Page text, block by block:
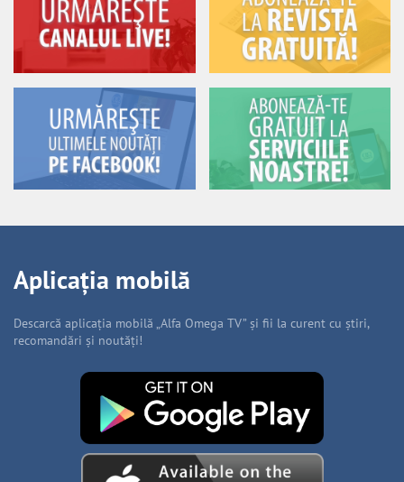
Aplicația mobilă
Descarcă aplicația mobilă „Alfa Omega TV” și fii la curent cu știri,
recomandări și noutăți!